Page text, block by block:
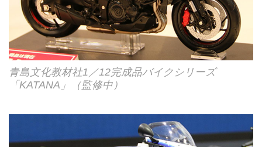
青島文化教材社1／12完成品バイクシリーズ
「KATANA」（監修中）